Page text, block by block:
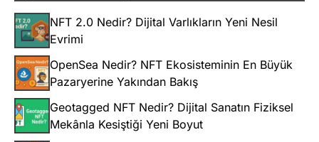
NFT 2.0 Nedir? Dijital Varlıkların Yeni Nesil
Evrimi
OpenSea Nedir? NFT Ekosisteminin En Büyük
Pazaryerine Yakından Bakış
Geotagged NFT Nedir? Dijital Sanatın Fiziksel
Mekânla Kesiştiği Yeni Boyut